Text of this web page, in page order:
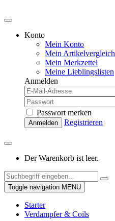
Konto
Mein Konto
Mein Artikelvergleich
Mein Merkzettel
Meine Lieblingslisten
Anmelden
Passwort merken
Anmelden Registrieren
Der Warenkorb ist leer.
Toggle navigation MENU
Starter
Verdampfer & Coils